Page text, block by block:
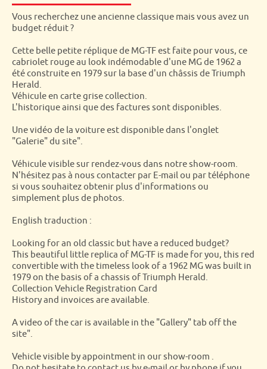
Vous recherchez une ancienne classique mais vous avez un
budget réduit ?
Cette belle petite réplique de MG-TF est faite pour vous, ce
cabriolet rouge au look indémodable d'une MG de 1962 a
été construite en 1979 sur la base d'un châssis de Triumph
Herald.
Véhicule en carte grise collection.
L'historique ainsi que des factures sont disponibles.
Une vidéo de la voiture est disponible dans l'onglet
"Galerie" du site".
Véhicule visible sur rendez-vous dans notre show-room.
N'hésitez pas à nous contacter par E-mail ou par téléphone
si vous souhaitez obtenir plus d'informations ou
simplement plus de photos.
English traduction :
Looking for an old classic but have a reduced budget?
This beautiful little replica of MG-TF is made for you, this red
convertible with the timeless look of a 1962 MG was built in
1979 on the basis of a chassis of Triumph Herald.
Collection Vehicle Registration Card
History and invoices are available.
A video of the car is available in the "Gallery" tab off the
site".
Vehicle visible by appointment in our show-room .